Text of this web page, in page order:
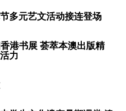
多元艺文活动接连登场
港书展 荟萃本澳出版精
力